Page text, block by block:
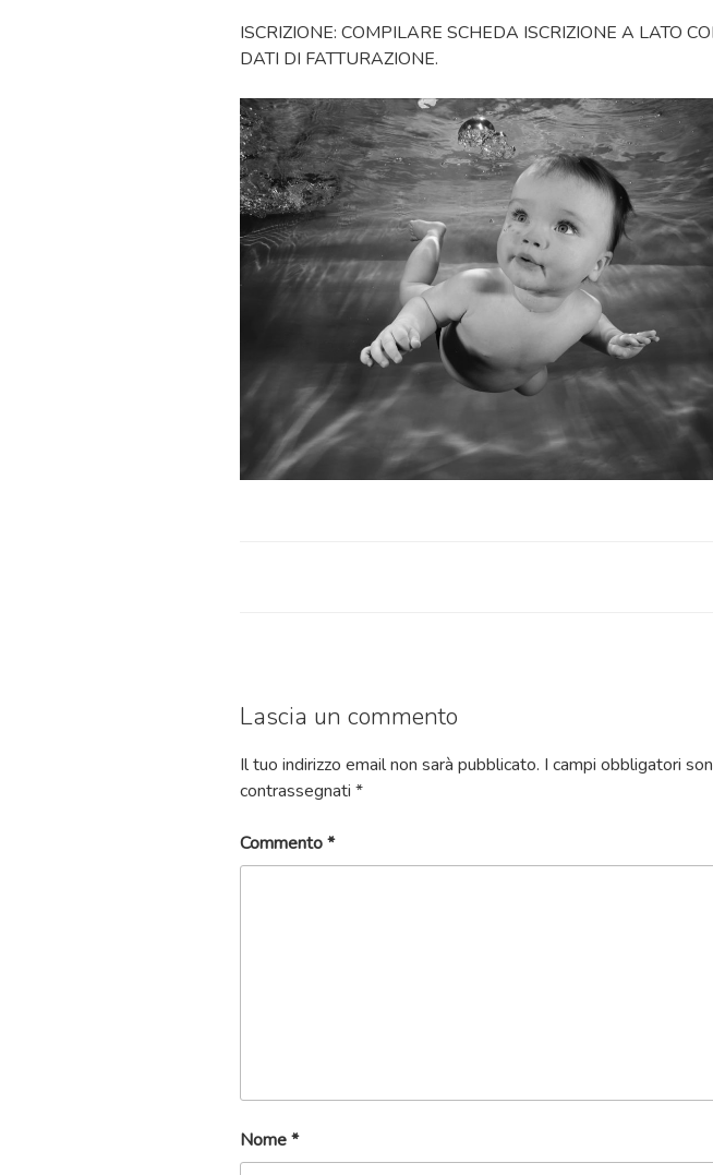
ISCRIZIONE: COMPILARE SCHEDA ISCRIZIONE A LATO
DATI DI FATTURAZIONE.
Lascia un commento
Il tuo indirizzo email non sarà pubblicato. I campi obbligatori
contrassegnati *
Commento*
Nome*